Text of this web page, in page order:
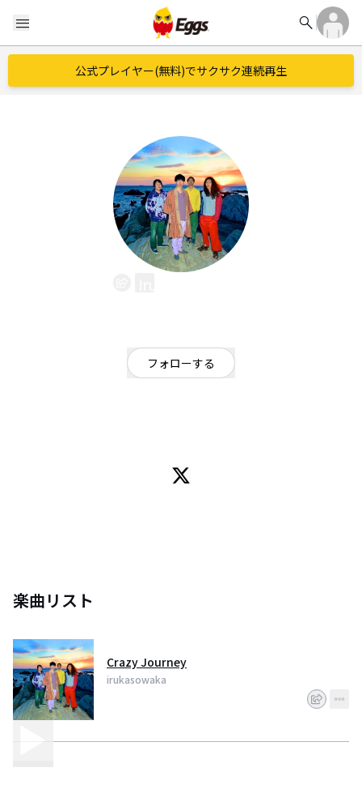
menu search
公式プレイヤー(無料)でサクサク連続再生
フォローする
聴く人をスピリチュアルな旅へと連れ出す。
楽曲リスト
Crazy Journey
irukasowaka